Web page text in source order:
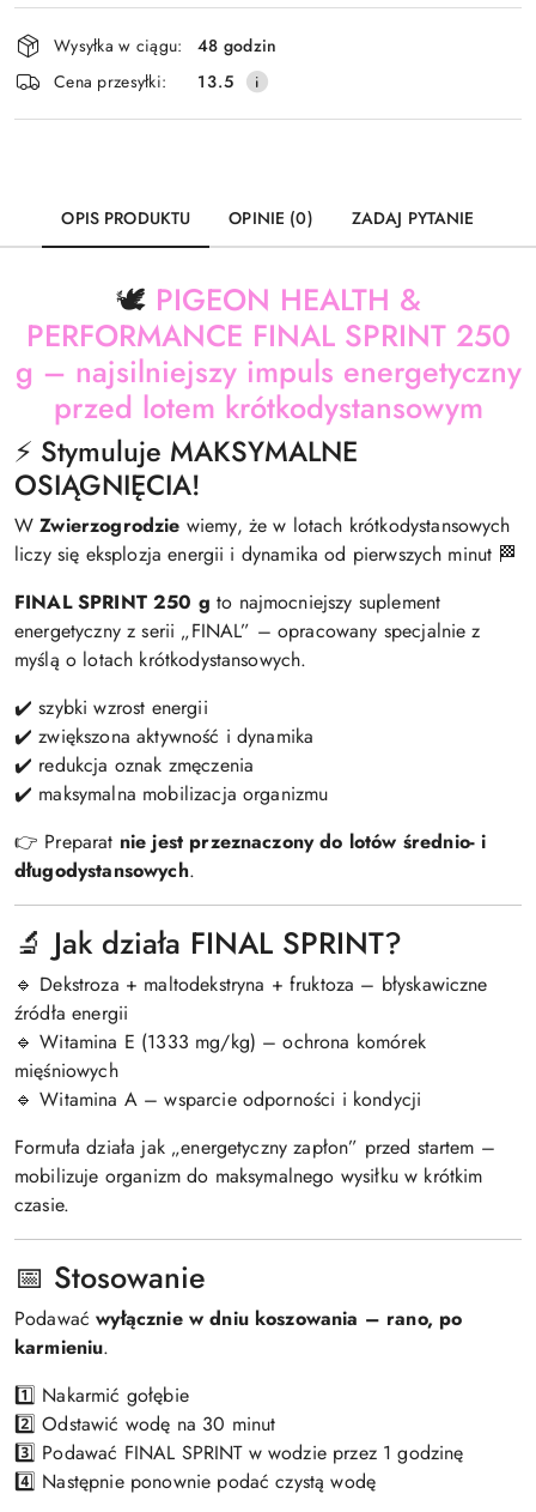
Wyślij
Dostępność
i
dostawa
Wysyłka w ciągu:
48 godzin
Cena przesyłki:
13.5
OPIS PRODUKTU OPINIE (0) ZADAJ PYTANIE
🕊️PIGEON HEALTH &
PERFORMANCE FINAL SPRINT 250
g – najsilniejszy impuls energetyczny
przed lotem krótkodystansowym
⚡ Stymuluje MAKSYMALNE
OSIĄGNIĘCIA!
WZwierzogrodzie wiemy, że w lotach krótkodystansowych
liczy się eksplozja energii i dynamika od pierwszych minut 🏁
FINAL SPRINT 250 g to najmocniejszy suplement
energetyczny z serii „FINAL” – opracowany specjalnie z
myślą o lotach krótkodystansowych.
✔️ szybki wzrost energii
✔️ zwiększona aktywność i dynamika
✔️ redukcja oznak zmęczenia
✔️ maksymalna mobilizacja organizmu
👉 Preparat nie jest przeznaczony do lotów średnio- i
długodystansowych.
🔬 Jak działa FINAL SPRINT?
🔹 Dekstroza + maltodekstryna + fruktoza – błyskawiczne
źródła energii
🔹 Witamina E (1333 mg/kg) – ochrona komórek
mięśniowych
🔹 Witamina A – wsparcie odporności i kondycji
Formuła działa jak „energetyczny zapłon” przed startem –
mobilizuje organizm do maksymalnego wysiłku w krótkim
czasie.
📅 Stosowanie
Podawaćwyłącznie w dniu koszowania – rano, po
karmieniu.
1️⃣ Nakarmić gołębie
2️⃣ Odstawić wodę na 30 minut
3️⃣ Podawać FINAL SPRINT w wodzie przez 1 godzinę
4️⃣ Następnie ponownie podać czystą wodę